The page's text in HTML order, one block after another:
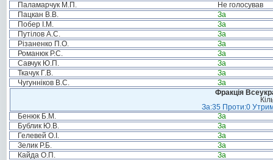
Паламарчук М.П.
Не голосував
Пацкан В.В.
За
Побер І.М.
За
Путілов А.С.
За
Різаненко П.О.
За
Романюк Р.С.
За
Савчук Ю.П.
За
Ткачук Г.В.
За
Чугунніков В.С.
За
Фракція
За:35 Проти:0
Бенюк Б.М.
За
Бублик Ю.В.
За
Гелевей О.І.
За
Зелик Р.Б.
За
Кайда О.П.
За